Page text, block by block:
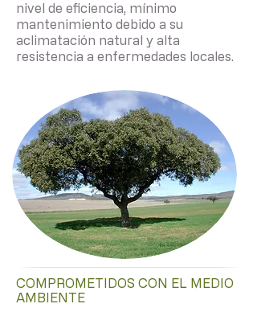
nivel de eficiencia, mínimo
mantenimiento debido a su
aclimatación natural y alta
resistencia a enfermedades locales.
COMPROMETIDOS CON EL MEDIO
AMBIENTE